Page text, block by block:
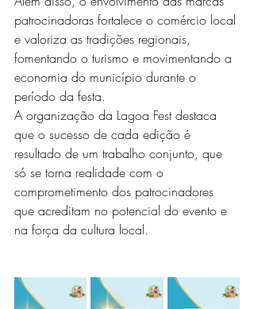
patrocinadoras fortalece o comércio local
e valoriza as tradições regionais,
fomentando o turismo e movimentando a
economia do município durante o
período da festa.
A organização da Lagoa Fest destaca
que o sucesso de cada edição é
resultado de um trabalho conjunto, que
só se torna realidade com o
comprometimento dos patrocinadores
que acreditam no potencial do evento e
na força da cultura local.